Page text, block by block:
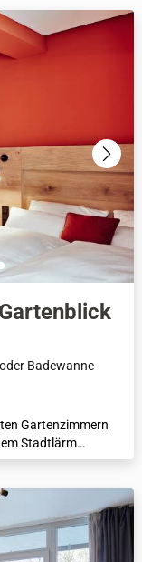
Badewanne
Gartenzimmern
Stadtlärm
in Ruhe vom